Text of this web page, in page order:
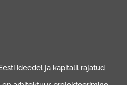
ideedel ja kapitalil rajatud